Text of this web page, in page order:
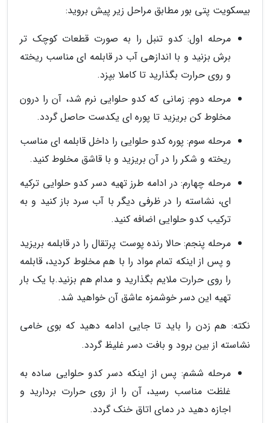
بیسکویت پتی بور مطابق مراحل زیر پیش بروید:
مرحله اول: کدو تنبل را به صورت قطعات کوچک تر
برش بزنید و با اندازهی آب در قابلمه ای مناسب ریخته
و روی حرارت بگذارید تا کاملا بپزد.
مرحله دوم: زمانی که کدو حلوایی نرم شد، آن را درون
مخلوط کن بریزید تا پوره ای یکدست حاصل گردد.
مرحله سوم: پوره کدو حلوایی را داخل قابلمه ای مناسب
ریخته و شکر را در آن بریزید و با قاشق مخلوط کنید.
مرحله چهارم: در ادامه طرز تهیه دسر کدو حلوایی ترکیه
ای، نشاسته را در ظرفی دیگر با آب سرد باز کنید و به
ترکیب کدو حلوایی اضافه کنید.
مرحله پنجم: حالا رنده پوست پرتقال را در قابلمه بریزید
و پس از اینکه تمام مواد را با هم مخلوط کردید، قابلمه
را روی حرارت ملایم بگذارید و مدام هم بزنید.با یک بار
تهیه این دسر خوشمزه عاشق آن خواهید شد.
نکته: هم زدن را باید تا جایی ادامه دهید که بوی خامی
نشاسته از بین برود و بافت دسر غلیظ گردد.
مرحله ششم: پس از اینکه دسر کدو حلوایی ساده به
غلظت مناسب رسید، آن را از روی حرارت بردارید و
اجازه دهید در دمای اتاق خنک گردد.